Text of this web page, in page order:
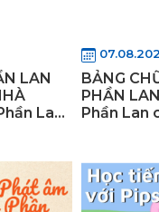
LAN
Lan
BẢNG
PHẦN
Phần Lan